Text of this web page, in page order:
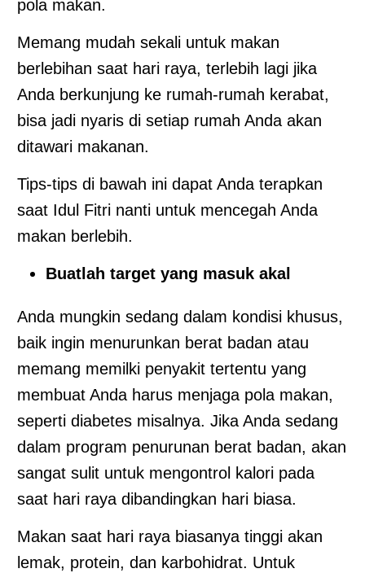
pola makan.
Memang mudah sekali untuk makan
berlebihan saat hari raya, terlebih lagi jika
Anda berkunjung ke rumah-rumah kerabat,
bisa jadi nyaris di setiap rumah Anda akan
ditawari makanan.
Tips-tips di bawah ini dapat Anda terapkan
saat Idul Fitri nanti untuk mencegah Anda
makan berlebih.
Buatlah target yang masuk akal
Anda mungkin sedang dalam kondisi khusus,
baik ingin menurunkan berat badan atau
memang memilki penyakit tertentu yang
membuat Anda harus menjaga pola makan,
seperti diabetes misalnya. Jika Anda sedang
dalam program penurunan berat badan, akan
sangat sulit untuk mengontrol kalori pada
saat hari raya dibandingkan hari biasa.
Makan saat hari raya biasanya tinggi akan
lemak, protein, dan karbohidrat. Untuk